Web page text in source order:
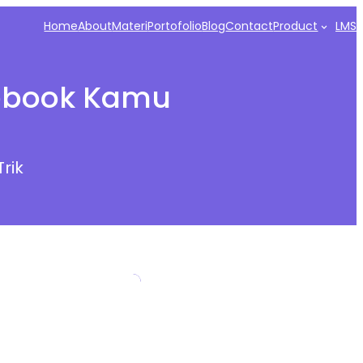
HomeAboutMateriPortofolioBlogContactProduct LMS
Kamu